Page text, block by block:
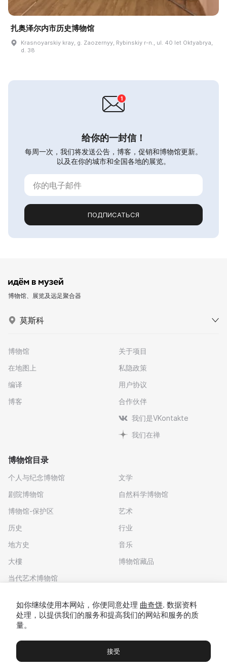
扎奥泽尔内市历史博物馆
Krasnoyarskiy kray, g. Zaozernyy, Rybinskiy r-n., ul. 40 let Oktyabrya,
d. 38
给你的一封信！
每周一次，我们将发送公告，博客，促销和博物馆更新。
以及在你的城市和全国各地的展览。
ПОДПИСАТЬСЯ
博物馆、展览及远足聚合器
莫斯科
博物馆
在地图上
编译
博客
关于项目
私隐政策
用户协议
合作伙伴
我们是VKontakte
我们在禅
博物馆目录
个人与纪念博物馆
剧院博物馆
博物馆-保护区
历史
地方史
大樓
当代艺术博物馆
文学
自然科学博物馆
艺术
行业
音乐
博物馆藏品
博物馆 展览及展览 Чаты Вы
如你继续使用本网站，你便同意处理 曲奇饼. 数据资料
处理，以提供我们的服务和提高我们的网站和服务的质
量。
接受